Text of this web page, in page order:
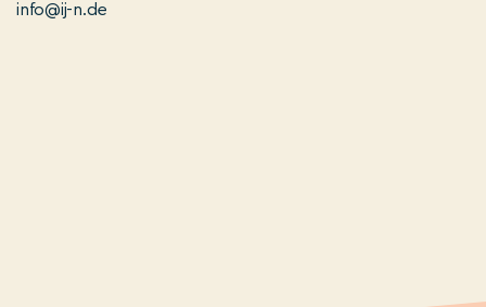
info@ij-n.de